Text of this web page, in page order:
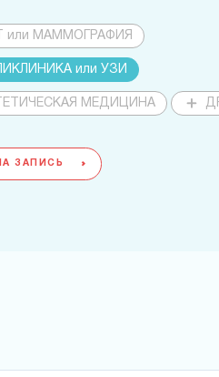
или МАММОГРАФИЯ
или УЗИ
МЕДИЦИНА
ЗАПИСЬ